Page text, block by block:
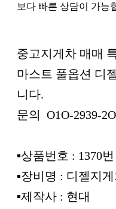
보다 빠른 상담이 가능
본문
중고지게차 매매
마스트 풀옵션 디
니다.
문의 O1O-2939-
▪︎상품번호 : 1370번
▪︎장비명 : 디젤지
▪︎제작사 : 현대